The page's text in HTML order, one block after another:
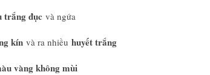
trắng đục và ngứa
kín và ra nhiều huyết trắng
vàng không mùi